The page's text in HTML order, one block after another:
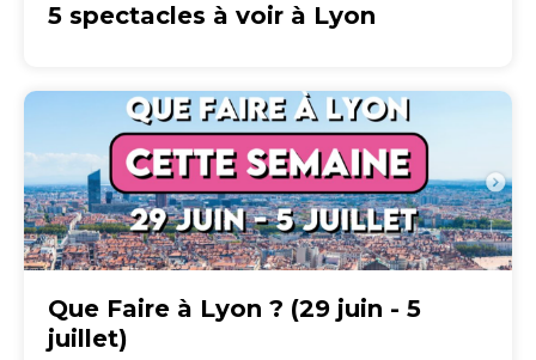
5 spectacles à voir à Lyon
Que Faire à Lyon ? (29 juin - 5
juillet)